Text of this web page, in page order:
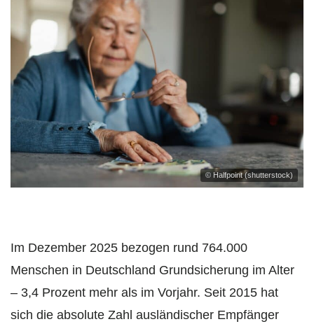
© Halfpoint (shutterstock)
Im Dezember 2025 bezogen rund 764.000
Menschen in Deutschland Grundsicherung im Alter
– 3,4 Prozent mehr als im Vorjahr. Seit 2015 hat
sich die absolute Zahl ausländischer Empfänger